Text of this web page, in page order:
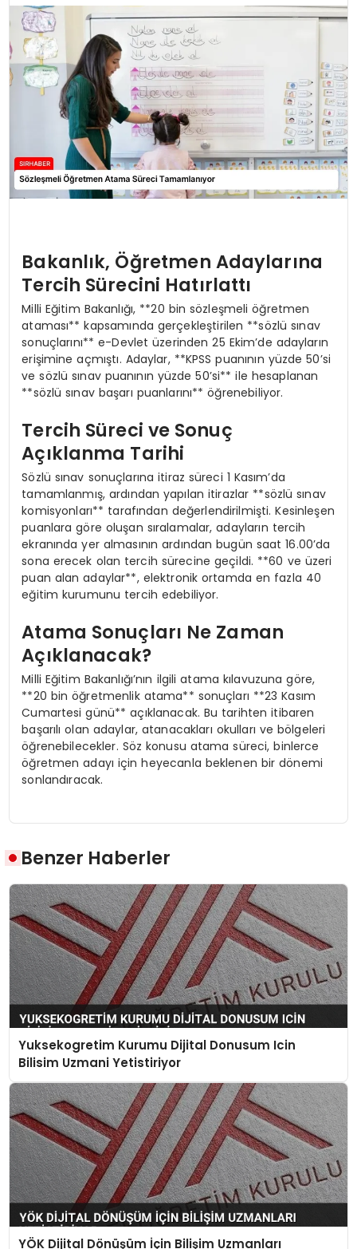
Bakanlık, Öğretmen Adaylarına
Tercih Sürecini Hatırlattı
Milli Eğitim Bakanlığı, **20 bin sözleşmeli öğretmen
ataması** kapsamında gerçekleştirilen **sözlü sınav
sonuçlarını** e-Devlet üzerinden 25 Ekim’de adayların
erişimine açmıştı. Adaylar, **KPSS puanının yüzde 50’si
ve sözlü sınav puanının yüzde 50’si** ile hesaplanan
**sözlü sınav başarı puanlarını** öğrenebiliyor.
Tercih Süreci ve Sonuç
Açıklanma Tarihi
Sözlü sınav sonuçlarına itiraz süreci 1 Kasım’da
tamamlanmış, ardından yapılan itirazlar **sözlü sınav
komisyonları** tarafından değerlendirilmişti. Kesinleşen
puanlara göre oluşan sıralamalar, adayların tercih
ekranında yer almasının ardından bugün saat 16.00’da
sona erecek olan tercih sürecine geçildi. **60 ve üzeri
puan alan adaylar**, elektronik ortamda en fazla 40
eğitim kurumunu tercih edebiliyor.
Atama Sonuçları Ne Zaman
Açıklanacak?
Milli Eğitim Bakanlığı’nın ilgili atama kılavuzuna göre,
**20 bin öğretmenlik atama** sonuçları **23 Kasım
Cumartesi günü** açıklanacak. Bu tarihten itibaren
başarılı olan adaylar, atanacakları okulları ve bölgeleri
öğrenebilecekler. Söz konusu atama süreci, binlerce
öğretmen adayı için heyecanla beklenen bir dönemi
sonlandıracak.
Benzer Haberler
Yuksekogretim Kurumu Dijital Donusum Icin
Bilisim Uzmani Yetistiriyor
YÖK Dijital Dönüşüm İçin Bilişim Uzmanları